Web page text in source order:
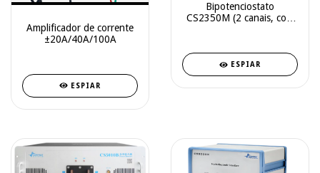
Amplificador de corrente
±20A/40A/100A
ESPIAR
Bipotenciostato
CS2350M (2 canais, com
ESPIAR